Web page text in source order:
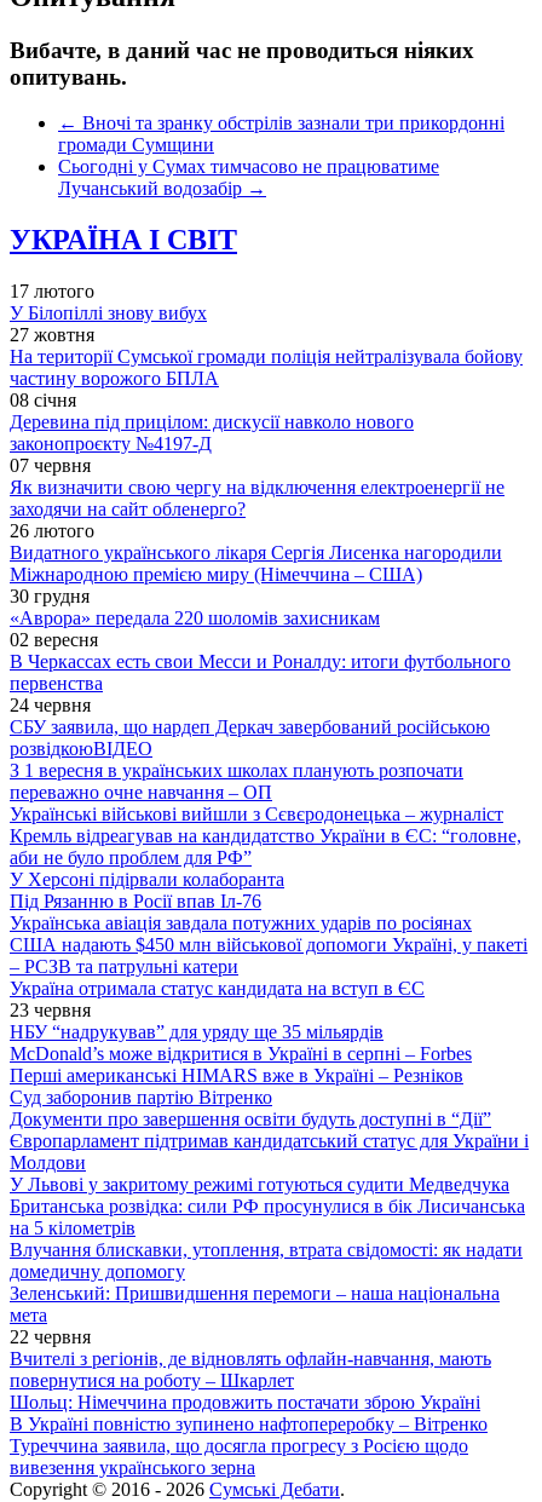
Вибачте, в даний час не проводиться ніяких
опитувань.
← Вночі та зранку обстрілів зазнали три прикордонні
громади Сумщини
Сьогодні у Сумах тимчасово не працюватиме
Лучанський водозабір →
УКРАЇНА І СВІТ
17 лютого
У Білопіллі знову вибух
27 жовтня
На території Сумської громади поліція нейтралізувала бойову
частину ворожого БПЛА
08 січня
Деревина під прицілом: дискусії навколо нового
законопроєкту №4197-Д
07 червня
Як визначити свою чергу на відключення електроенергії не
заходячи на сайт обленерго?
26 лютого
Видатного українського лікаря Сергія Лисенка нагородили
Міжнародною премією миру (Німеччина – США)
30 грудня
«Аврора» передала 220 шоломів захисникам
02 вересня
В Черкассах есть свои Месси и Роналду: итоги футбольного
первенства
24 червня
СБУ заявила, що нардеп Деркач завербований російською
розвідкоюВІДЕО
З 1 вересня в українських школах планують розпочати
переважно очне навчання – ОП
Українські військові вийшли з Сєвєродонецька – журналіст
Кремль відреагував на кандидатство України в ЄС: “головне,
аби не було проблем для РФ”
У Херсоні підірвали колаборанта
Під Рязанню в Росії впав Іл-76
Українська авіація завдала потужних ударів по росіянах
США надають $450 млн військової допомоги Україні, у пакеті
– РСЗВ та патрульні катери
Україна отримала статус кандидата на вступ в ЄС
23 червня
НБУ “надрукував” для уряду ще 35 мільярдів
McDonald’s може відкритися в Україні в серпні – Forbes
Перші американські HIMARS вже в Україні – Резніков
Суд заборонив партію Вітренко
Документи про завершення освіти будуть доступні в “Дії”
Європарламент підтримав кандидатський статус для України і
Молдови
У Львові у закритому режимі готуються судити Медведчука
Британська розвідка: сили РФ просунулися в бік Лисичанська
на 5 кілометрів
Влучання блискавки, утоплення, втрата свідомості: як надати
домедичну допомогу
Зеленський: Пришвидшення перемоги – наша національна
мета
22 червня
Вчителі з регіонів, де відновлять офлайн-навчання, мають
повернутися на роботу – Шкарлет
Шольц: Німеччина продовжить постачати зброю Україні
В Україні повністю зупинено нафтопереробку – Вітренко
Туреччина заявила, що досягла прогресу з Росією щодо
вивезення українського зерна
Copyright © 2016 - 2026 Сумські Дебати.